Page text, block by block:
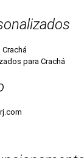
para Crachá